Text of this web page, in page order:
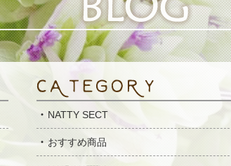
NATTY SECT
おすすめ商品